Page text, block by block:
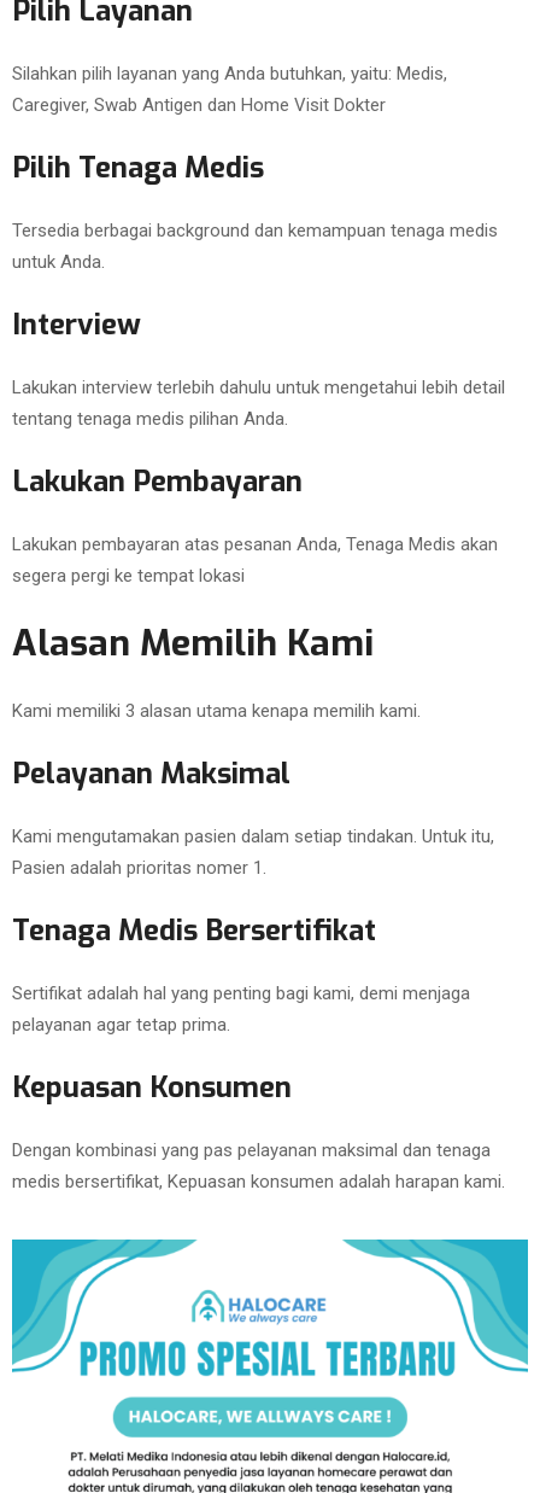
Pilih Layanan
Silahkan pilih layanan yang Anda butuhkan, yaitu: Medis,
Caregiver, Swab Antigen dan Home Visit Dokter
Pilih Tenaga Medis
Tersedia berbagai background dan kemampuan tenaga medis
untuk Anda.
Interview
Lakukan interview terlebih dahulu untuk mengetahui lebih detail
tentang tenaga medis pilihan Anda.
Lakukan Pembayaran
Lakukan pembayaran atas pesanan Anda, Tenaga Medis akan
segera pergi ke tempat lokasi
Alasan Memilih Kami
Kami memiliki 3 alasan utama kenapa memilih kami.
Pelayanan Maksimal
Kami mengutamakan pasien dalam setiap tindakan. Untuk itu,
Pasien adalah prioritas nomer 1.
Tenaga Medis Bersertifikat
Sertifikat adalah hal yang penting bagi kami, demi menjaga
pelayanan agar tetap prima.
Kepuasan Konsumen
Dengan kombinasi yang pas pelayanan maksimal dan tenaga
medis bersertifikat, Kepuasan konsumen adalah harapan kami.